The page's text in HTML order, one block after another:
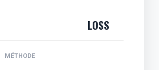
LOSS
MÉTHODE